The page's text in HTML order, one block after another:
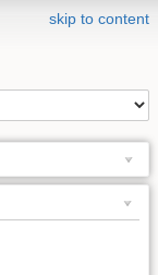
skip to content